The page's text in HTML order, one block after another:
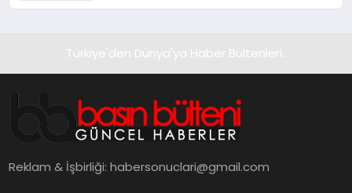
Türkiye'den Dünya'ya Haber Bültenleri..
Reklam & İşbirliği:habersonuclari@gmail.com